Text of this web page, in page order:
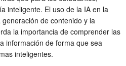
inteligente. El uso de la IA en la
de contenido y la
la importancia de comprender las
información de forma que sea
inteligentes.